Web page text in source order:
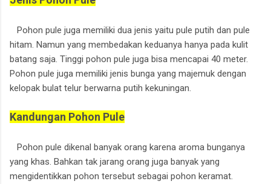
Pohon pule juga memiliki dua jenis yaitu pule putih dan pule
hitam. Namun yang membedakan keduanya hanya pada kulit
batang saja. Tinggi pohon pule juga bisa mencapai 40 meter.
Pohon pule juga memiliki jenis bunga yang majemuk dengan
kelopak bulat telur berwarna putih kekuningan.
Kandungan Pohon Pule
Pohon pule dikenal banyak orang karena aroma bunganya
yang khas. Bahkan tak jarang orang juga banyak yang
mengidentikkan pohon tersebut sebagai pohon keramat.